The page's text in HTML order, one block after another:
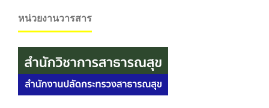
หน่วยงานวารสาร